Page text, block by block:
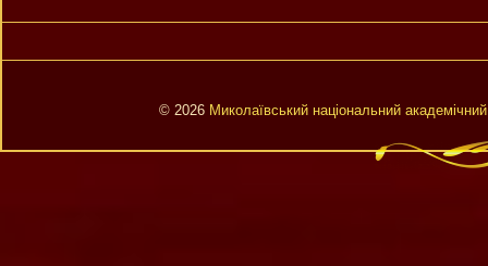
© 2026 Миколаївський національний